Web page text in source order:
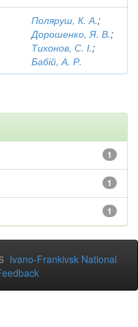
Поляруш, К. А.;
Дорошенко, Я. В.;
Тихонов, С. І.;
Бабій, А. Р.
1
1
1
Ivano-Frankivsk National